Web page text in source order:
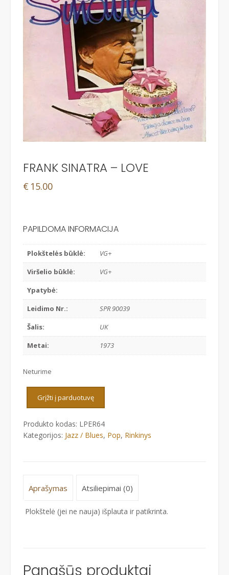
FRANK SINATRA – LOVE
€ 15.00
PAPILDOMA INFORMACIJA
Plokštelės būklė:
VG+
Viršelio būklė:
VG+
Ypatybė:
Leidimo Nr.:
SPR 90039
Šalis:
UK
Metai:
1973
Neturime
Grįžti į parduotuvę
Produkto kodas: LPER64
Kategorijos: Jazz / Blues, Pop, Rinkinys
Aprašymas Atsiliepimai (0)
Plokštelė (jei ne nauja) išplauta ir patikrinta.
Panašūs produktai